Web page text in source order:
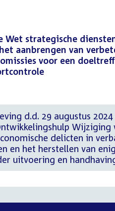
Wet strategische
aanbrengen van
voor een
d.d. 29 augustus
delicten in
en het herstellen van
uitvoering en